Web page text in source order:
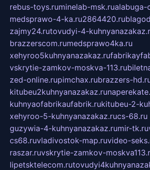
rebus-toys.ruminelab-msk.rualabuga-
medsprawo-4-ka.ru2864420.ru
zajmy24.rutovudyi-4-
brazzerscom.rumedsprawo4ka.ru
xehyroo5kuhnyanazakaz.ru
vskrytie-zamkov-moskva-113.ru
zed-online.rupimchax.rubrazzers-
kitubeu2kuhnyanazakaz.ru
kuhnyaofabrikaufabrik.rukitubeu-2-
xehyroo-5-kuhnyanazakaz.rucs-68.ru
guzywia-4-kuhnyanazakaz.rumir-tk.ru
cs68.ruvladivostok-map.ruvideo-
raszar.ruvskrytie-zamkov-
lipetsktelecom.ru